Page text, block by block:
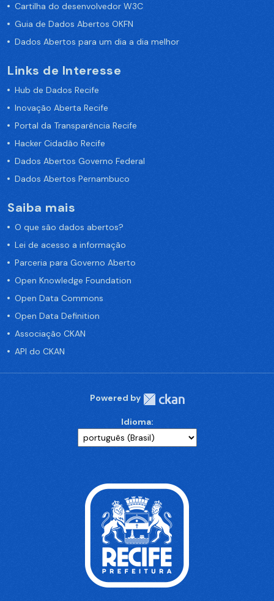
Cartilha do desenvolvedor W3C
Guia de Dados Abertos OKFN
Dados Abertos para um dia a dia melhor
Links de Interesse
Hub de Dados Recife
Inovação Aberta Recife
Portal da Transparência Recife
Hacker Cidadão Recife
Dados Abertos Governo Federal
Dados Abertos Pernambuco
Saiba mais
O que são dados abertos?
Lei de acesso a informação
Parceria para Governo Aberto
Open Knowledge Foundation
Open Data Commons
Open Data Definition
Associação CKAN
API do CKAN
Powered by
Idioma